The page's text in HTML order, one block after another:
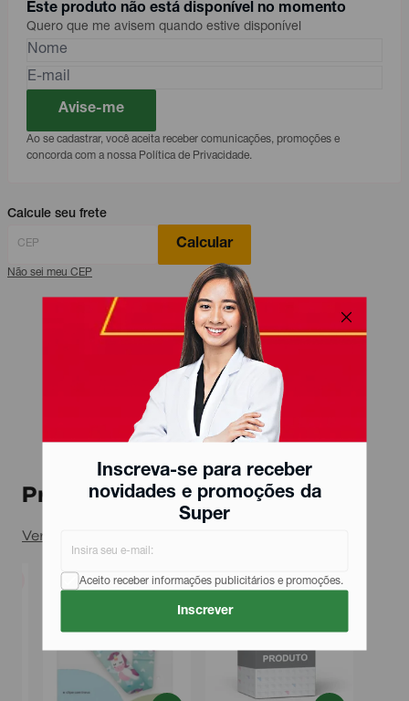
Inscreva-se para receber
novidades e promoções da
Super
Aceito receber informações publicitários e promoções.
Inscrever
Este produto não está disponível no momento
Quero que me avisem quando estive disponível
Avise-me
Ao se cadastrar, você aceita receber comunicações, promoções e
concorda com a nossa Política de Privacidade.
Calcule seu frete
Calcular
Não sei meu CEP
Produtos relacionados
Ver todos